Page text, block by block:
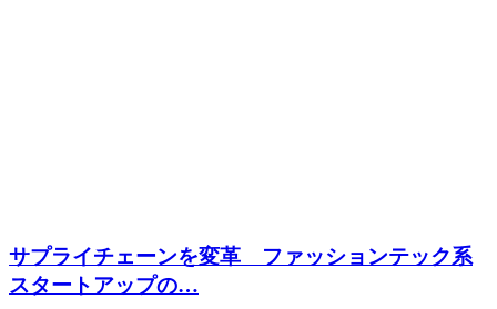
サプライチェーンを変革 ファッションテック系
スタートアップの…